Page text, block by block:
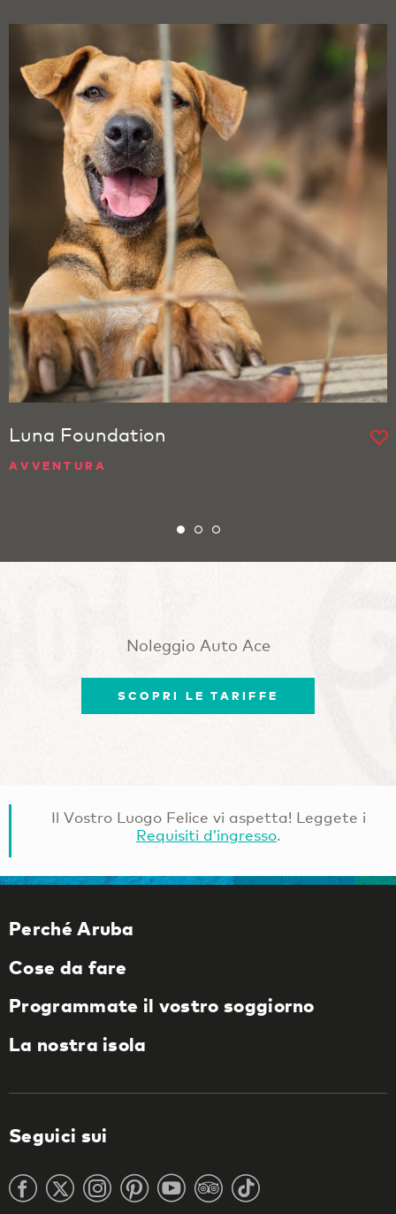
Luna Foundation
AVVENTURA
Noleggio Auto Ace
SCOPRI LE TARIFFE
Il Vostro Luogo Felice vi aspetta! Leggete i
Requisiti d’ingresso.
Perché Aruba
Cose da fare
Programmate il vostro soggiorno
La nostra isola
Seguici sui